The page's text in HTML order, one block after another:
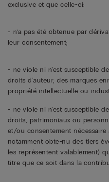
exclusive et que celle-ci:
- n’a pas été obtenue par
leur consentement;
- ne viole ni n'est susceptible
droits d'auteur, des marques
propriété intellectuelle ou
- ne viole ni n'est susceptible
droits, patrimoniaux ou
et/ou consentement
notamment obte-nu des tiers
les représentent valablement)
titre que ce soit dans la